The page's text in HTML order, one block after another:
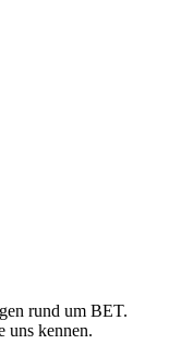
rund um BET.
uns kennen.